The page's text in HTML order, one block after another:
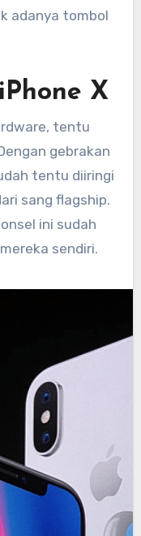
adanya tombol
X
tentu
gebrakan
tentu diiringi
sang flagship.
ini sudah
sendiri.